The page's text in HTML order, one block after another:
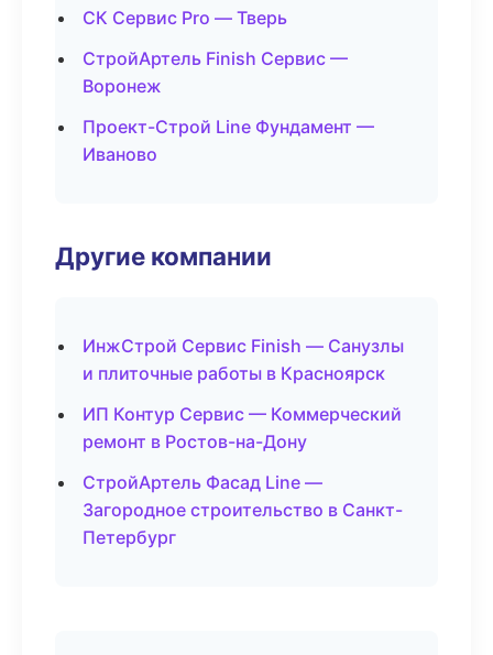
СК Сервис Pro — Тверь
СтройАртель Finish Сервис —
Воронеж
Проект-Строй Line Фундамент —
Иваново
Другие компании
ИнжСтрой Сервис Finish — Санузлы
и плиточные работы в Красноярск
ИП Контур Сервис — Коммерческий
ремонт в Ростов-на-Дону
СтройАртель Фасад Line —
Загородное строительство в Санкт-
Петербург